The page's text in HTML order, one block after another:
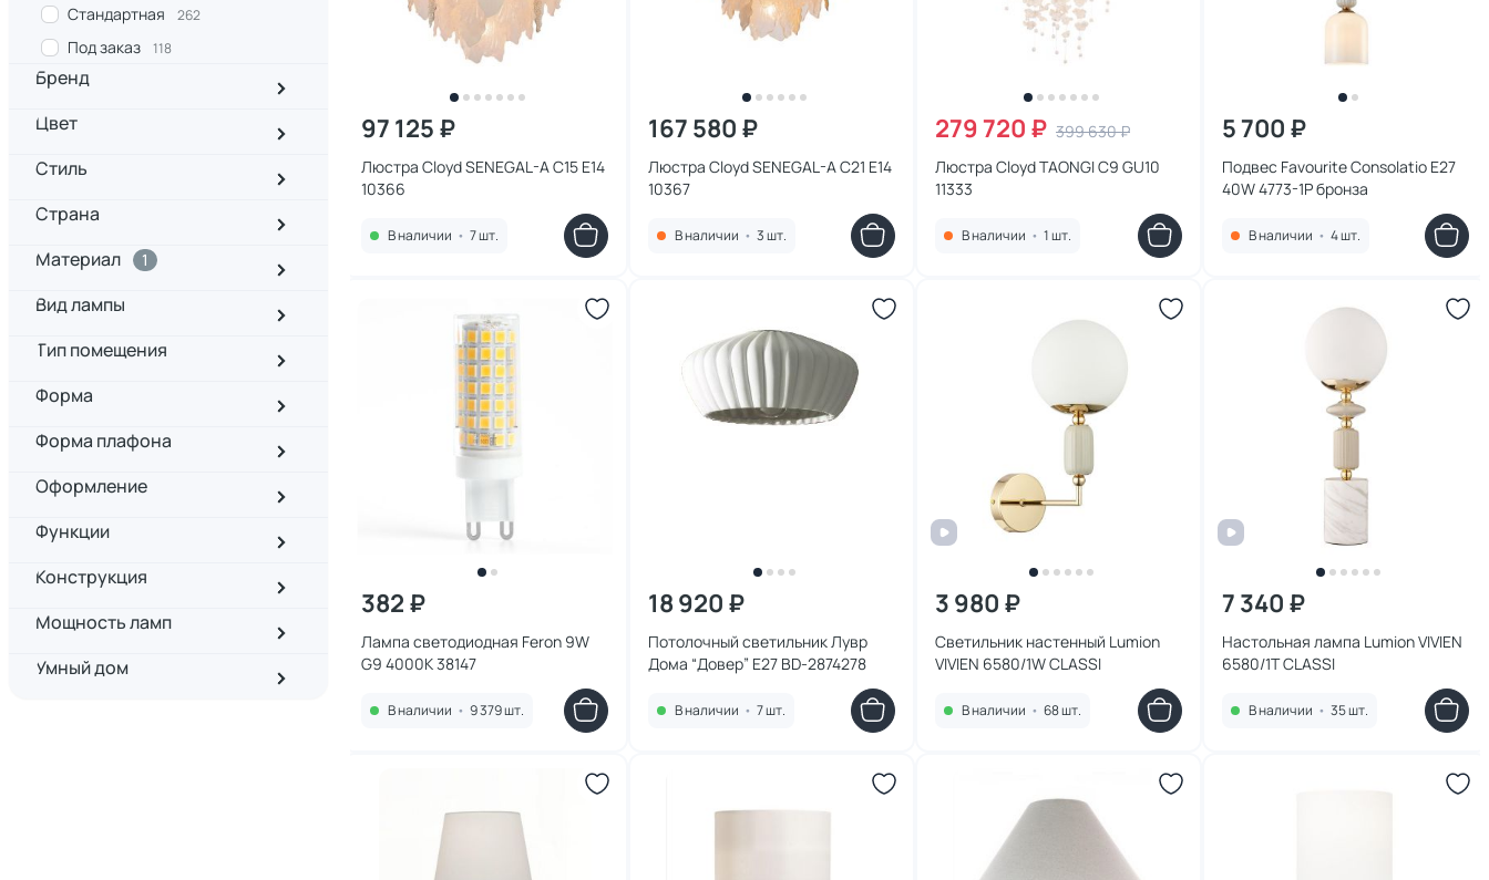
Стандартная 262
Под заказ 118
Бренд
Цвет
Стиль
Страна
Материал
1
Вид лампы
Тип помещения
Форма
Форма плафона
Оформление
Функции
Конструкция
Мощность ламп
Умный дом
97 125 ₽
Люстра Cloyd SENEGAL-A C15 E14
10366
В наличии • 7 шт.
167 580 ₽
Люстра Cloyd SENEGAL-A C21 E14
10367
В наличии • 3 шт.
279 720 ₽ 399 630 ₽
Люстра Cloyd TAONGI C9 GU10
11333
В наличии • 1 шт.
5 700 ₽
Подвес Favourite Consolatio E27
40W 4773-1P бронза
В наличии • 4 шт.
382 ₽
Лампа светодиодная Feron 9W
G9 4000K 38147
В наличии • 9 379 шт.
18 920 ₽
Потолочный светильник Лувр
Дома “Довер” E27 BD-2874278
В наличии • 7 шт.
3 980 ₽
Светильник настенный Lumion
VIVIEN 6580/1W CLASSI
В наличии • 68 шт.
7 340 ₽
Настольная лампа Lumion VIVIEN
6580/1T CLASSI
В наличии • 35 шт.